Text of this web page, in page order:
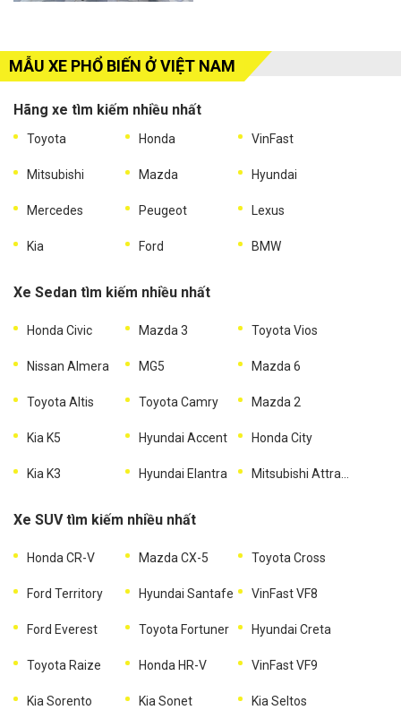
MẪU XE PHỔ BIẾN Ở VIỆT NAM
Hãng xe tìm kiếm nhiều nhất
Toyota Honda VinFast
Mitsubishi Mazda Hyundai
Mercedes Peugeot Lexus
Kia Ford BMW
Xe Sedan tìm kiếm nhiều nhất
Honda Civic Mazda 3 Toyota Vios
Nissan Almera MG5 Mazda 6
Toyota Altis Toyota Camry Mazda 2
Kia K5 Hyundai Accent Honda City
Kia K3 Hyundai Elantra
Xe SUV tìm kiếm nhiều nhất
Honda CR-V Mazda CX-5 Toyota Cross
Ford Territory Hyundai Santafe VinFast VF8
Ford Everest Toyota Fortuner Hyundai Creta
Toyota Raize Honda HR-V VinFast VF9
Kia Sorento Kia Sonet Kia Seltos